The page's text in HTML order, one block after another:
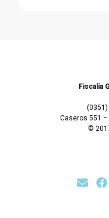
Fiscalía
Caseros 551 –
©